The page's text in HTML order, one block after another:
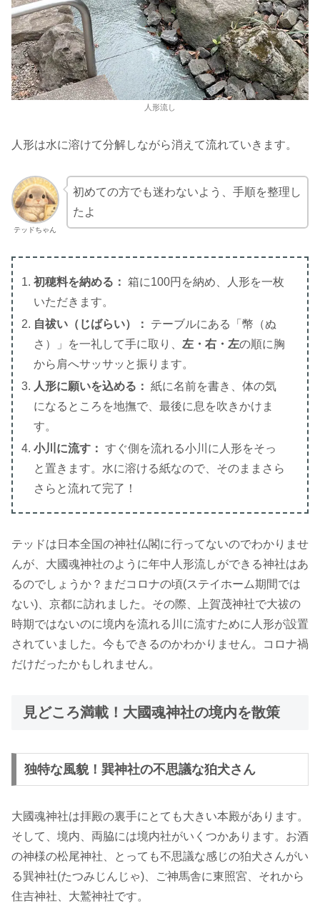
人形流し
人形は水に溶けて分解しながら消えて流れていきます。
テッドちゃん
初めての方でも迷わないよう、手順を整理し
たよ
初穂料を納める： 箱に100円を納め、人形を一枚
いただきます。
自祓い（じばらい）：
テーブルにある「幣（ぬ
さ）」を一礼して手に取り、 左・右・左の順に胸
から肩へサッサッと振ります。
人形に願いを込める： 紙に名前を書き、体の気
になるところを地撫で、最後に息を吹きかけま
す。
小川に流す： すぐ側を流れる小川に人形をそっ
と置きます。水に溶ける紙なので、そのままさら
さらと流れて完了！
テッドは日本全国の神社仏閣に行ってないのでわかりませ
んが、大國魂神社のように年中人形流しができる神社はあ
るのでしょうか？まだコロナの頃(ステイホーム期間では
ない)、京都に訪れました。その際、上賀茂神社で大祓の
時期ではないのに境内を流れる川に流すために人形が設置
されていました。今もできるのかわかりません。コロナ禍
だけだったかもしれません。
見どころ満載！大國魂神社の境内を散策
独特な風貌！巽神社の不思議な狛犬さん
大國魂神社は拝殿の裏手にとても大きい本殿があります。
そして、境内、両脇には境内社がいくつかあります。お酒
の神様の松尾神社、とっても不思議な感じの狛犬さんがい
る巽神社(たつみじんじゃ)、ご神馬舎に東照宮、それから
住吉神社、大鷲神社です。